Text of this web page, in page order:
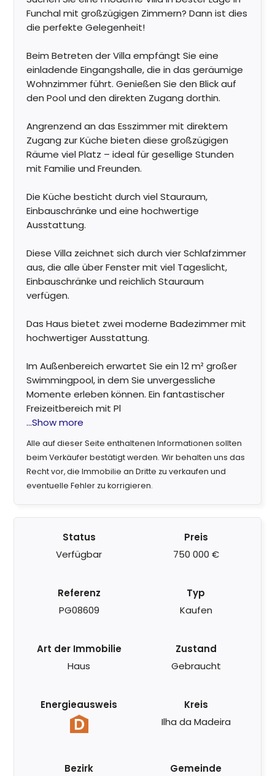
Funchal mit großzügigen Zimmern? Dann ist dies
die perfekte Gelegenheit!
Beim Betreten der Villa empfängt Sie eine
einladende Eingangshalle, die in das geräumige
Wohnzimmer führt. Genießen Sie den Blick auf
den Pool und den direkten Zugang dorthin.
Angrenzend an das Esszimmer mit direktem
Zugang zur Küche bieten diese großzügigen
Räume viel Platz – ideal für gesellige Stunden
mit Familie und Freunden.
Die Küche besticht durch viel Stauraum,
Einbauschränke und eine hochwertige
Ausstattung.
Diese Villa zeichnet sich durch vier Schlafzimmer
aus, die alle über Fenster mit viel Tageslicht,
Einbauschränke und reichlich Stauraum
verfügen.
Das Haus bietet zwei moderne Badezimmer mit
hochwertiger Ausstattung.
Im Außenbereich erwartet Sie ein 12 m² großer
Swimmingpool, in dem Sie unvergessliche
Momente erleben können. Ein fantastischer
Freizeitbereich mit Pl
...Show more
Alle auf dieser Seite enthaltenen Informationen sollten
beim Verkäufer bestätigt werden. Wir behalten uns das
Recht vor, die Immobilie an Dritte zu verkaufen und
eventuelle Fehler zu korrigieren.
Status
Verfügbar
Preis
750 000 €
Referenz
PG08609
Typ
Kaufen
Art der Immobilie
Haus
Zustand
Gebraucht
Energieausweis
Kreis
Ilha da Madeira
Bezirk
Gemeinde